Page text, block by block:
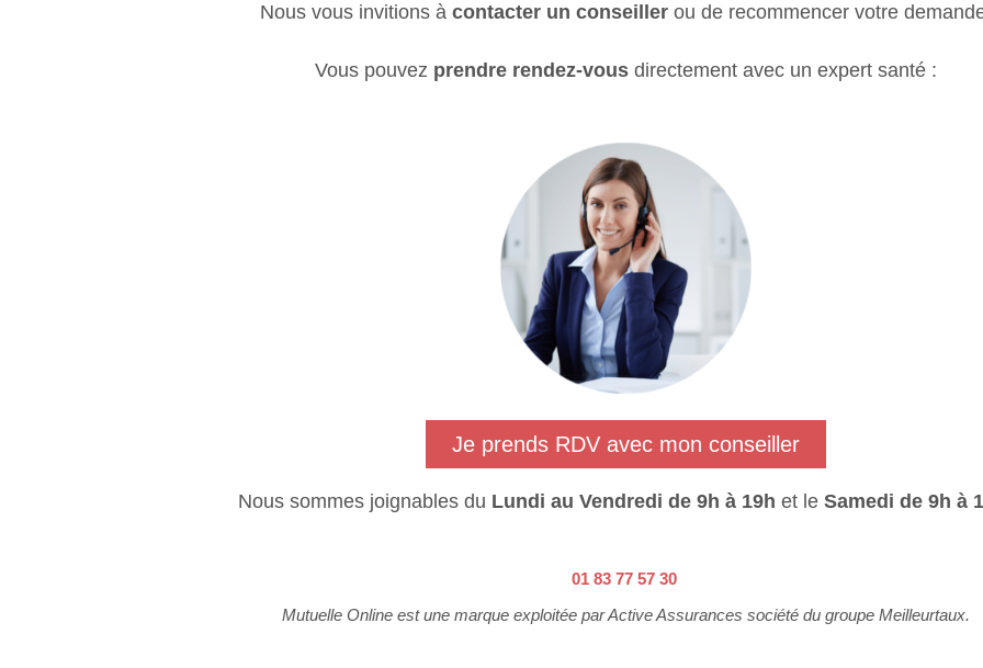
Nous vous invitions à contacter un conseillerou de recommencer votre
Vous pouvez prendre rendez-vousdirectement avec un expert santé :
Je prends RDV avec mon conseiller
Nous sommes joignables du Lundi au Vendredi de 9h à 19h et le Samedi de 9h à
01 83 77 57 30
Mutuelle Online est une marque exploitée par Active Assurances société du groupe Meilleurtaux.